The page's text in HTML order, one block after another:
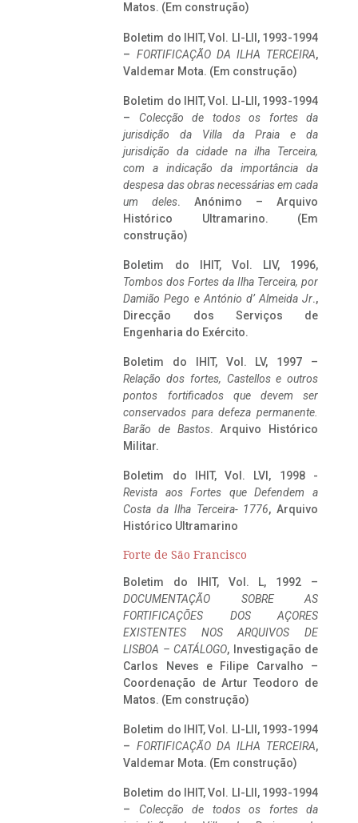
Matos. (Em construção)
Boletim do IHIT, Vol. LI-LII, 1993-1994
– FORTIFICAÇÃO DA ILHA TERCEIRA,
Valdemar Mota. (Em construção)
Boletim do IHIT, Vol. LI-LII, 1993-1994
– Colecção de todos os fortes da
jurisdição da Villa da Praia e da
jurisdição da cidade na ilha Terceira,
com a indicação da importância da
despesa das obras necessárias em cada
um deles. Anónimo – Arquivo
Histórico Ultramarino. (Em
construção)
Boletim do IHIT, Vol. LIV, 1996,
Tombos dos Fortes da Ilha Terceira, por
Damião Pego e António d’ Almeida Jr.,
Direcção dos Serviços de
Engenharia do Exército.
Boletim do IHIT, Vol. LV, 1997 –
Relação dos fortes, Castellos e outros
pontos fortificados que devem ser
conservados para defeza permanente.
Barão de Bastos. Arquivo Histórico
Militar.
Boletim do IHIT, Vol. LVI, 1998 -
Revista aos Fortes que Defendem a
Costa da Ilha Terceira- 1776, Arquivo
Histórico Ultramarino
Forte de São Francisco
Boletim do IHIT, Vol. L, 1992 –
DOCUMENTAÇÃO SOBRE AS
FORTIFICAÇÕES DOS AÇORES
EXISTENTES NOS ARQUIVOS DE
LISBOA – CATÁLOGO, Investigação de
Carlos Neves e Filipe Carvalho –
Coordenação de Artur Teodoro de
Matos. (Em construção)
Boletim do IHIT, Vol. LI-LII, 1993-1994
– FORTIFICAÇÃO DA ILHA TERCEIRA,
Valdemar Mota. (Em construção)
Boletim do IHIT, Vol. LI-LII, 1993-1994
– Colecção de todos os fortes da